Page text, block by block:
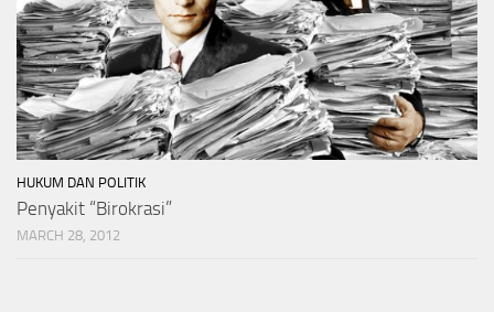
HUKUM DAN POLITIK
Penyakit “Birokrasi”
MARCH 28, 2012